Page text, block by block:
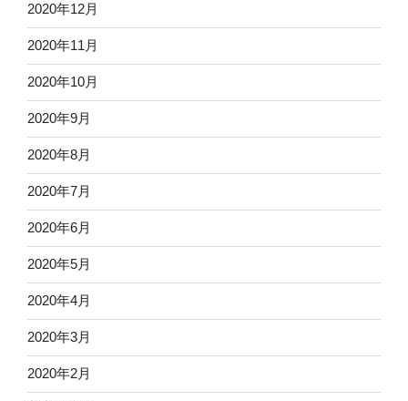
2020年12月
2020年11月
2020年10月
2020年9月
2020年8月
2020年7月
2020年6月
2020年5月
2020年4月
2020年3月
2020年2月